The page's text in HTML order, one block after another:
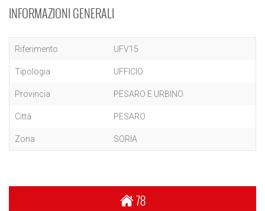
INFORMAZIONI GENERALI
Riferimento UFV15
Tipologia UFFICIO
Provincia PESARO E URBINO
Città PESARO
Zona SORIA
78